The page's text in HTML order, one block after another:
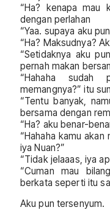
“Ha? kenapa mau
dengan perlahan
“Yaa. supaya aku
“Ha? Maksudnya?
“Setidaknya aku
pernah makan
“Hahaha sudah
memangnya?” itu
“Tentu banyak,
bersama dengan
“Ha? aku benar-
“Hahaha kamu
iya Nuan?”
“Tidak jelaaas, iya
“Cuman mau
berkata seperti itu
Aku pun tersenyum.